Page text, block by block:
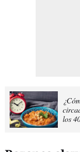
los